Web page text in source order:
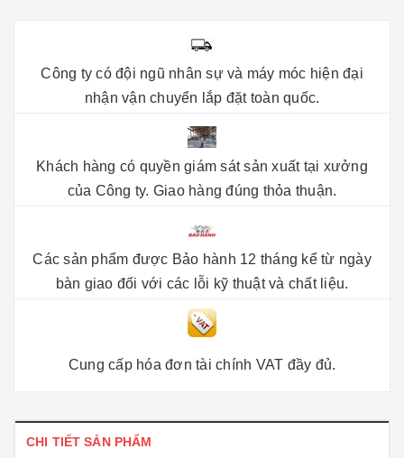
Công ty có đội ngũ nhân sự và máy móc hiện đại
nhận vận chuyển lắp đặt toàn quốc.
Khách hàng có quyền giám sát sản xuất tại xưởng
của Công ty. Giao hàng đúng thỏa thuận.
Các sản phẩm được Bảo hành 12 tháng kể từ ngày
bàn giao đối với các lỗi kỹ thuật và chất liệu.
Cung cấp hóa đơn tài chính VAT đầy đủ.
CHI TIẾT SẢN PHẨM